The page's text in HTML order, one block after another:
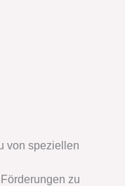
von speziellen
zu